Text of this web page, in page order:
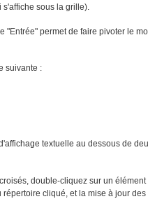
sous la grille).
permet de faire pivoter le
suivante :
textuelle au dessous de
double-cliquez sur un
cliqué, et la mise à jour